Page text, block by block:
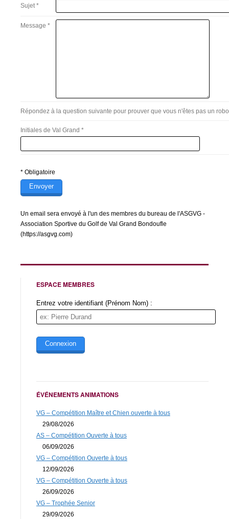
Sujet *
Message *
Répondez à la question suivante pour prouver que vous n'êtes pas un
Initiales de Val Grand *
* Obligatoire
Un email sera envoyé à l'un des membres du bureau de l'ASGVG -
Association Sportive du Golf de Val Grand Bondoufle
(https://asgvg.com)
ESPACE MEMBRES
Entrez votre identifiant (Prénom Nom) :
ÉVÉNEMENTS ANIMATIONS
VG – Compétition Maître et Chien ouverte à tous
29/08/2026
AS – Compétition Ouverte à tous
06/09/2026
VG – Compétition Ouverte à tous
12/09/2026
VG – Compétition Ouverte à tous
26/09/2026
VG – Trophée Senior
29/09/2026